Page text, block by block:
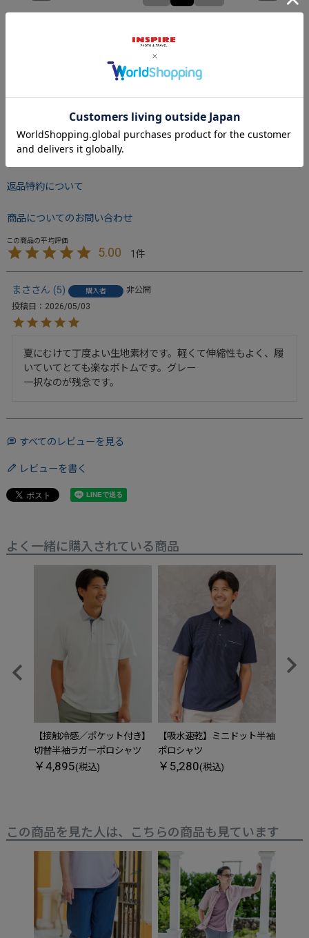
Check the recommended size
返品特約について
商品についてのお問い合わせ
5.00 1
まさ 5 購入者
非公開
投稿日
2026/05/03
夏にむけて丁度よい生地素材です。軽くて伸縮性もよく、履
いていてとても楽なボトムです。グレー
一択なのが残念です。
すべてのレビューを見る
レビューを書く
よく一緒に購入されている商品
【接触冷感／ポケット付き】
切替半袖ラガーポロシャツ
￥4,895(税込)
【吸水速乾】ミニドット半袖
ポロシャツ
￥5,280(税込)
この商品を見た人は、こちらの商品も見ています